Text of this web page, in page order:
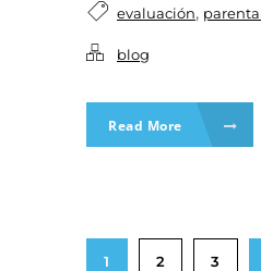
evaluación,
blog
Read More
1 2 3